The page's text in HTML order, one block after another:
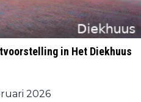
in Het Diekhuus
2026